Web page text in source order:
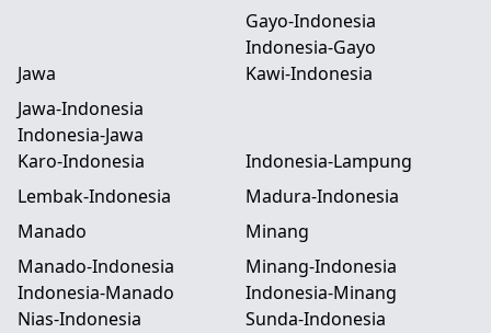
Gayo-Indonesia
Indonesia-Gayo
Jawa
Jawa-Indonesia
Indonesia-Jawa
Kawi-Indonesia
Karo-Indonesia
Indonesia-Lampung
Lembak-Indonesia
Madura-Indonesia
Manado
Manado-Indonesia
Indonesia-Manado
Minang
Minang-Indonesia
Indonesia-Minang
Nias-Indonesia
Sunda-Indonesia